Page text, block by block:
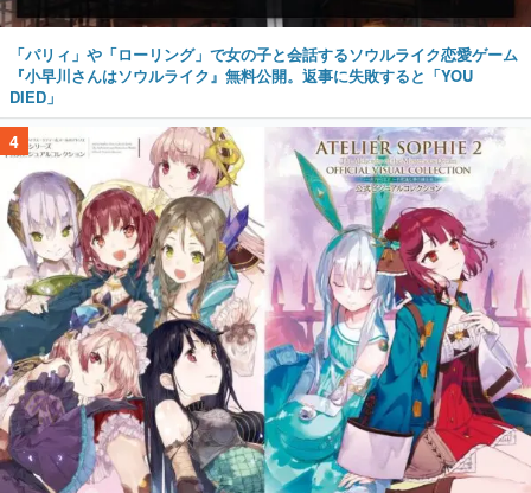
「パリィ」や「ローリング」で女の子と会話するソウルライク恋愛ゲーム
『小早川さんはソウルライク』無料公開。返事に失敗すると「YOU
DIED」
4